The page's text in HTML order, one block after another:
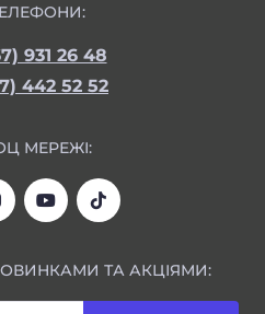
931 26 48
442 52 52
МЕРЕЖІ:
ТА АКЦІЯМИ: